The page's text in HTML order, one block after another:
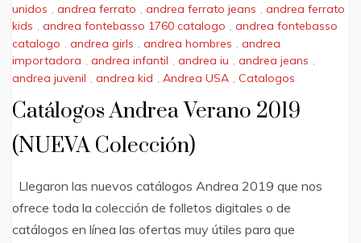
unidos , andrea ferrato , andrea ferrato jeans , andrea ferrato
kids , andrea fontebasso 1760 catalogo , andrea fontebasso
catalogo , andrea girls , andrea hombres , andrea
importadora , andrea infantil , andrea iu , andrea jeans ,
andrea juvenil , andrea kid , Andrea USA , Catalogos
Catálogos Andrea Verano 2019
(NUEVA Colección)
Llegaron las nuevos catálogos Andrea 2019 que nos
ofrece toda la colección de folletos digitales o de
catálogos en línea las ofertas muy útiles para que